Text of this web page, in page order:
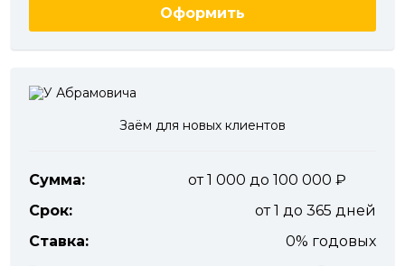
Оформить
Заём для новых клиентов
Сумма:
от 1 000 до 100 000
Срок:
от 1 до 365 дней
Ставка:
0% годовых